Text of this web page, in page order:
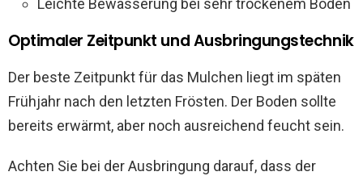
Leichte Bewässerung bei sehr trockenem Boden
Optimaler Zeitpunkt und Ausbringungstechnik
Der beste Zeitpunkt für das Mulchen liegt im späten
Frühjahr nach den letzten Frösten. Der Boden sollte
bereits erwärmt, aber noch ausreichend feucht sein.
Achten Sie bei der Ausbringung darauf, dass der